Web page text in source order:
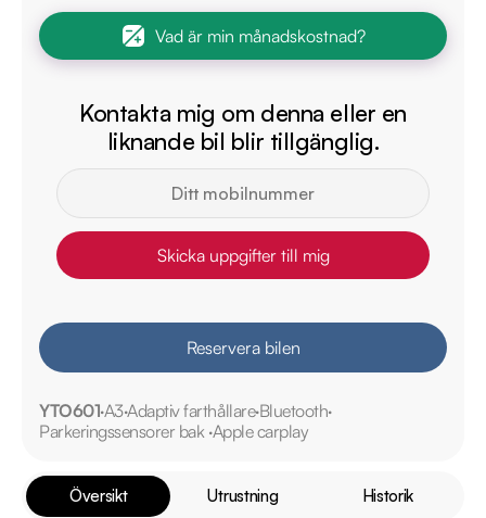
Vad är min månadskostnad?
Kontakta mig om denna eller en
liknande bil blir tillgänglig.
Skicka uppgifter till mig
Reservera bilen
YTO601A3Adaptiv farthållareBluetooth
Parkeringssensorer bak Apple carplay
Översikt Utrustning Historik